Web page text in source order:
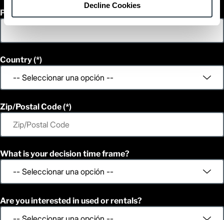
Decline Cookies
Phone
Country
Zip/Postal Code
What is your decision time frame?
Are you interested in used or rentals?